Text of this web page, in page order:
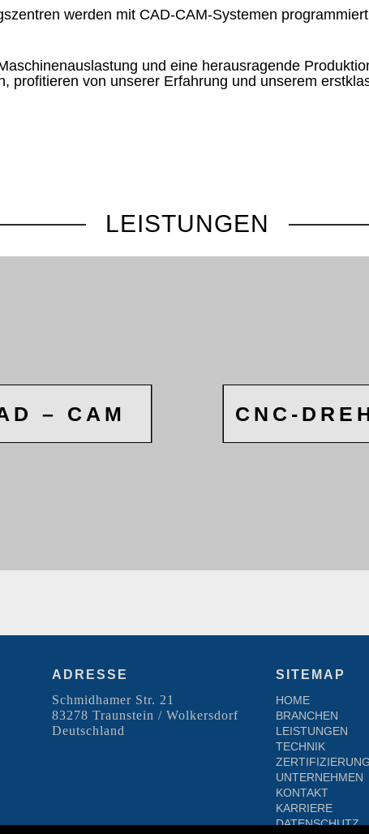
werden mit CAD-CAM-Systemen
und eine herausragende
profitieren von unserer Erfahrung und unserem
LEISTUNGEN
– CAM CNC-
ADRESSE
Schmidhamer Str. 21
83278 Traunstein / Wolkersdorf
Deutschland
SITEMAP
HOME
BRANCHEN
LEISTUNGEN
TECHNIK
ZERTIFIZIERUNG
UNTERNEHMEN
KONTAKT
KARRIERE
DATENSCHUTZ